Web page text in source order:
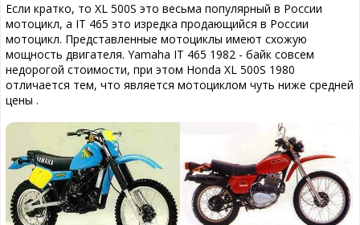
Если кратко, то XL 500S это весьма популярный в России
мотоцикл, а IT 465 это изредка продающийся в России
мотоцикл. Представленные мотоциклы имеют схожую
мощность двигателя. Yamaha IT 465 1982 - байк совсем
недорогой стоимости, при этом Honda XL 500S 1980
отличается тем, что является мотоциклом чуть ниже средней
цены .